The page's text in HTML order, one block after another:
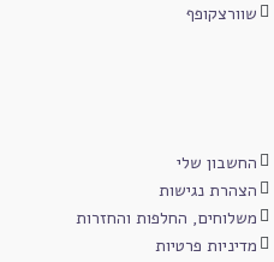
שוורצקופף
החשבון שלי
הצהרת נגישות
משלוחים, החלפות והחזרות
מדיניות פרטיות